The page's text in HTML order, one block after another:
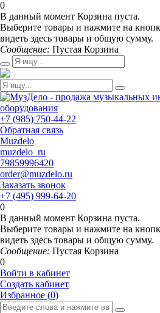
0
В данный момент Корзина пуста.
Выберите товары и нажмите на
видеть здесь товары и общую сумму.
Сообщение: Пустая Корзина
+7 (985) 750-44-22
Обратная связь
Muzdelo
muzdelo_ru
79859996420
order@muzdelo.ru
Заказать звонок
+7 (495) 999-64-20
0
В данный момент Корзина пуста.
Выберите товары и нажмите на
видеть здесь товары и общую сумму.
Сообщение: Пустая Корзина
0
Войти в кабинет
Создать кабинет
Избранное (0)